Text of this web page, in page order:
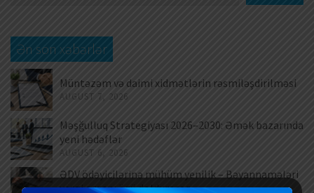
Ən son xəbərlər
Müntəzəm və daimi xidmətlərin rəsmiləşdirilməsi
AUGUST 7, 2026
Məşğulluq Strategiyası 2026–2030: Əmək bazarında
yeni hədəflər
AUGUST 6, 2026
ƏDV ödəyicilərinə mühüm yenilik – Bəyannamələri
vergi orqanı özü dolduracaq